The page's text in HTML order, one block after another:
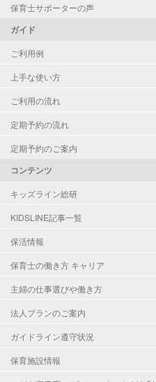
保育士サポーターの声
ガイド
ご利用例
上手な使い方
ご利用の流れ
定期予約の流れ
定期予約のご案内
コンテンツ
キッズライン総研
KIDSLINE記事一覧
保活情報
保育士の働き方 キャリア
主婦の仕事選びや働き方
法人プランのご案内
ガイドライン遵守状況
保育施設情報